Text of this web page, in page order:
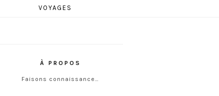
VOYAGES
À PROPOS
Faisons connaissance…